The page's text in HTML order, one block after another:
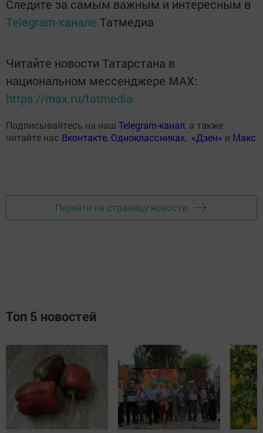
Следите за самым важным и интересным в
Telegram-канале Татмедиа
Читайте новости Татарстана в
национальном мессенджере MАХ:
https://max.ru/tatmedia
Подписывайтесь на наш Telegram-канал, а также
читайте нас Вконтакте, Одноклассниках, «Дзен» и Макс
Перейти на страницу новости
Топ 5 новостей